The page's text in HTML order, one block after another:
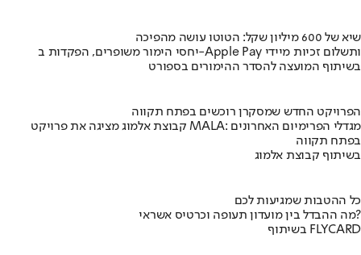
שיא של 600 מיליון שקל: הטוטו עושה מהפיכה
יחסי הימור משופרים, הפקדות ב-Apple Pay ותשלום זכיות מיידי
בשיתוף המועצה להסדר ההימורים בספורט
הפרויקט החדש שמסקרן רוכשים בפתח תקווה
קבוצת אלמוג מציגה את פרויקט MALA: מגדלי הפרימיום האחרונים
בפתח תקווה
בשיתוף קבוצת אלמוג
כל ההטבות שמגיעות לכם
מה ההבדל בין מועדון תעופה וכרטיס אשראי?
בשיתוף FLYCARD